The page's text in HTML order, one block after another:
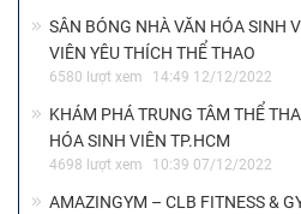
SÂN BÓNG NHÀ VĂN HÓA SINH
VIÊN YÊU THÍCH THỂ THAO
6580 lượt xem 14:49 12/12/2022
KHÁM PHÁ TRUNG TÂM THỂ
HÓA SINH VIÊN TP.HCM
4698 lượt xem 10:39 07/12/2022
AMAZINGYM – CLB FITNESS &